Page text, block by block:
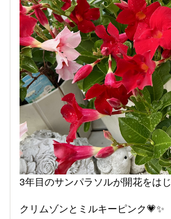
3年目のサンパラソルが開花をは
クリムゾンとミルキーピンク💗✨